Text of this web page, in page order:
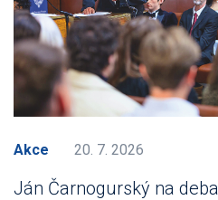
Akce 20. 7. 2026
Ján Čarnogurský na